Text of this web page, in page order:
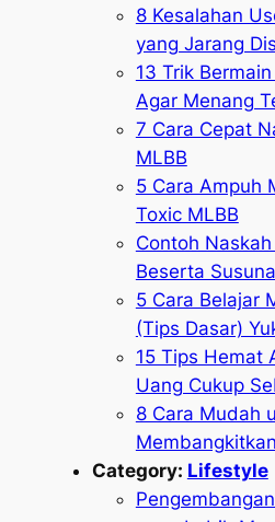
8 Kesalahan
yang Jarang
13 Trik
Agar Menang
7 Cara Cepat
MLBB
5 Cara Ampuh
Toxic MLBB
Contoh
Beserta
5 Cara Belajar
(Tips Dasar)
15 Tips Hemat
Uang Cukup
8 Cara Mudah
Category: Lifestyle